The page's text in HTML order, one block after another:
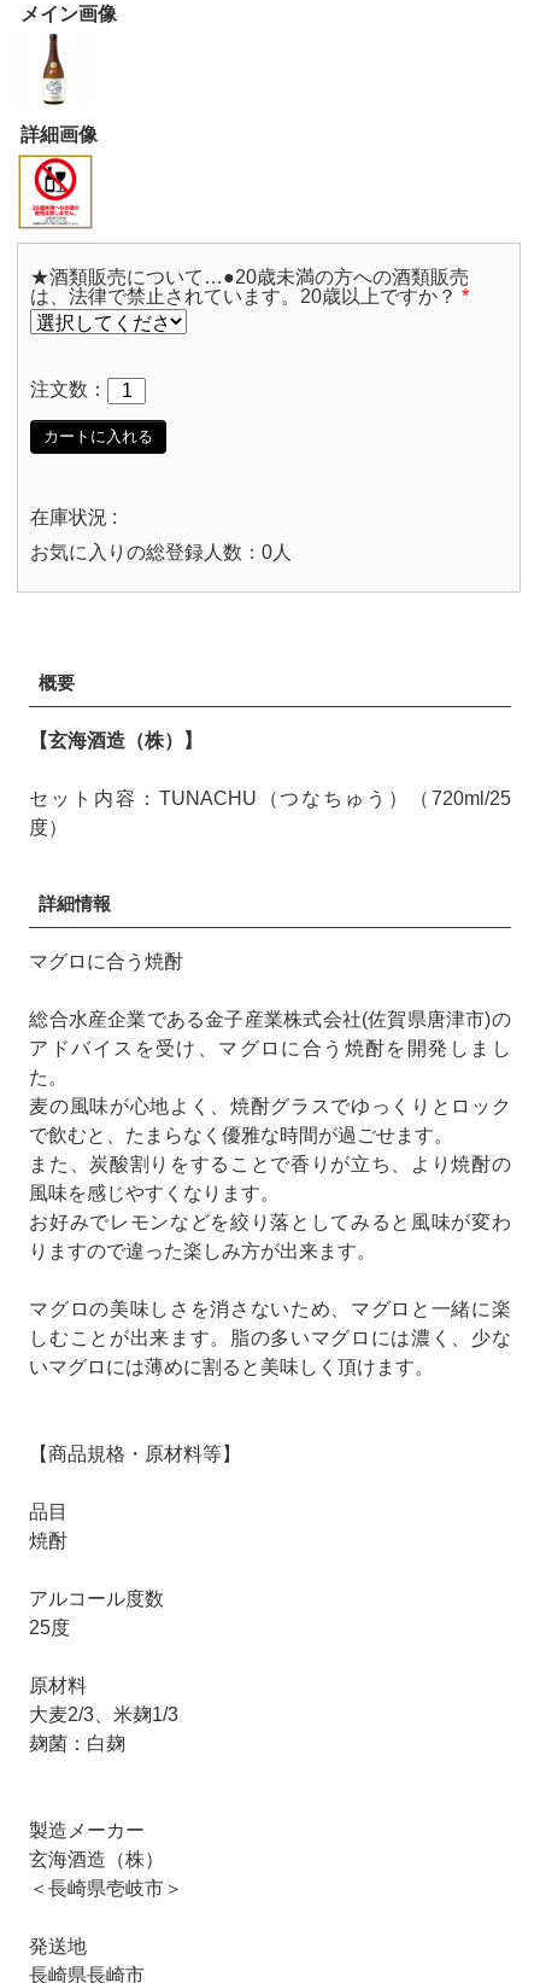
メイン画像
詳細画像
★酒類販売について…●20歳未満の方への酒類販売
は、法律で禁止されています。20歳以上ですか？ *
注文数：
カートに入れる
在庫状況 :
お気に入りの総登録人数：0人
概要
【玄海酒造（株）】
セット内容：TUNACHU（つなちゅう）（720ml/25
度）
詳細情報
マグロに合う焼酎
総合水産企業である金子産業株式会社(佐賀県唐津市)の
アドバイスを受け、マグロに合う焼酎を開発しまし
た。
麦の風味が心地よく、焼酎グラスでゆっくりとロック
で飲むと、たまらなく優雅な時間が過ごせます。
また、炭酸割りをすることで香りが立ち、より焼酎の
風味を感じやすくなります。
お好みでレモンなどを絞り落としてみると風味が変わ
りますので違った楽しみ方が出来ます。
マグロの美味しさを消さないため、マグロと一緒に楽
しむことが出来ます。脂の多いマグロには濃く、少な
いマグロには薄めに割ると美味しく頂けます。
【商品規格・原材料等】
品目
焼酎
アルコール度数
25度
原材料
大麦2/3、米麹1/3
麹菌：白麹
製造メーカー
玄海酒造（株）
＜長崎県壱岐市＞
発送地
長崎県長崎市